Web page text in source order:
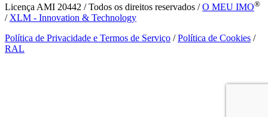
Licença AMI 20442 / Todos os direitos reservados /O MEU IMO®
/ XLM - Innovation & Technology
Política de Privacidade e Termos de Serviço /Política de Cookies /
RAL